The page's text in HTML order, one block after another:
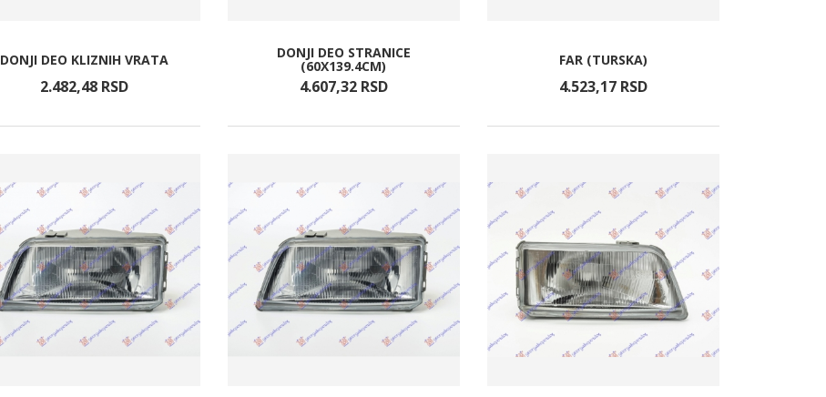
DONJI DEO KLIZNIH VRATA
2.482,48 RSD
DONJI DEO STRANICE
(60X139.4CM)
4.607,32 RSD
FAR (TURSKA)
4.523,17 RSD